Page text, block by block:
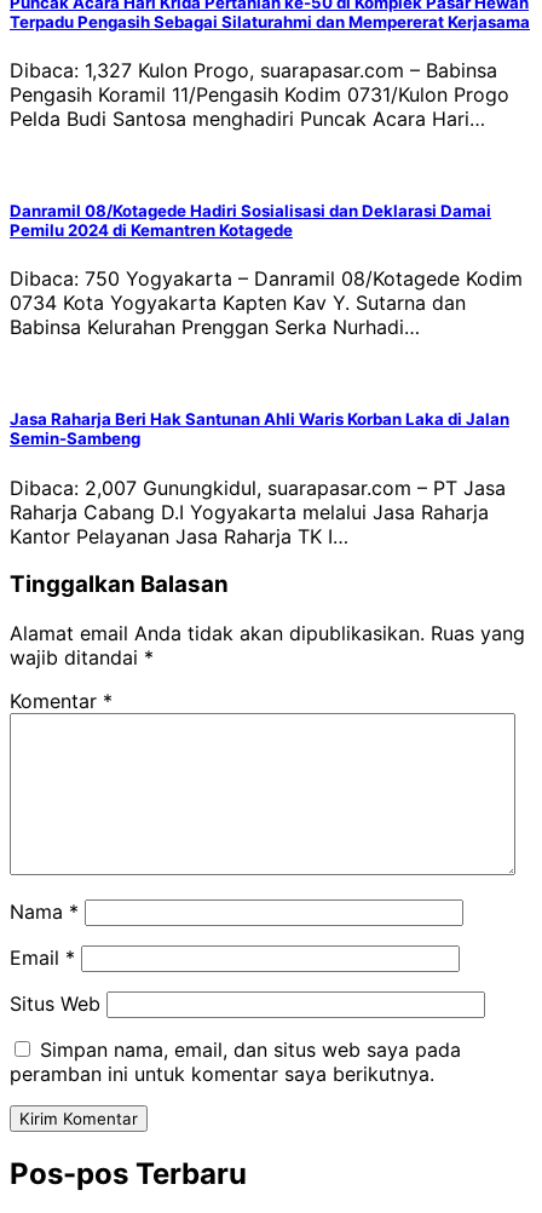
Terpadu Pengasih Sebagai Silaturahmi dan Mempererat Kerjasama
Dibaca: 1,327 Kulon Progo, suarapasar.com – Babinsa
Pengasih Koramil 11/Pengasih Kodim 0731/Kulon Progo
Pelda Budi Santosa menghadiri Puncak Acara Hari…
Danramil 08/Kotagede Hadiri Sosialisasi dan Deklarasi Damai
Pemilu 2024 di Kemantren Kotagede
Dibaca: 750 Yogyakarta – Danramil 08/Kotagede Kodim
0734 Kota Yogyakarta Kapten Kav Y. Sutarna dan
Babinsa Kelurahan Prenggan Serka Nurhadi…
Jasa Raharja Beri Hak Santunan Ahli Waris Korban Laka di Jalan
Semin-Sambeng
Dibaca: 2,007 Gunungkidul, suarapasar.com – PT Jasa
Raharja Cabang D.I Yogyakarta melalui Jasa Raharja
Kantor Pelayanan Jasa Raharja TK I…
Tinggalkan Balasan
Alamat email Anda tidak akan dipublikasikan. Ruas yang
wajib ditandai *
Komentar *
Nama *
Email *
Situs Web
Simpan nama, email, dan situs web saya pada
peramban ini untuk komentar saya berikutnya.
Pos-pos Terbaru